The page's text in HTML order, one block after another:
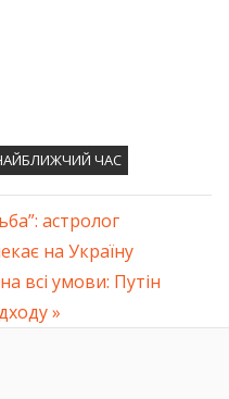
ЧАС
астролог
на Україну
всі умови: Путін